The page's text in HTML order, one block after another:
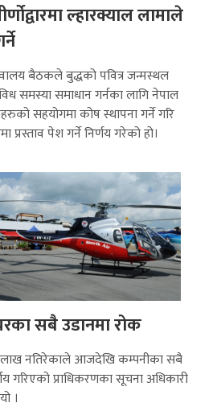
ल्हारक्याल लामाले
बैठकले बुद्धको पवित्र जन्मस्थल
समस्या समाधान गर्नका लागि नेपाल
सहयोगमा कोष स्थापना गर्ने गरि
प्रस्ताव पेश गर्ने निर्णय गरेको हो।
सबै उडानमा रोक
लाख नतिरेकाले आजदेखि कम्पनीका सबै
गरिएको प्राधिकरणका सूचना अधिकारी
।